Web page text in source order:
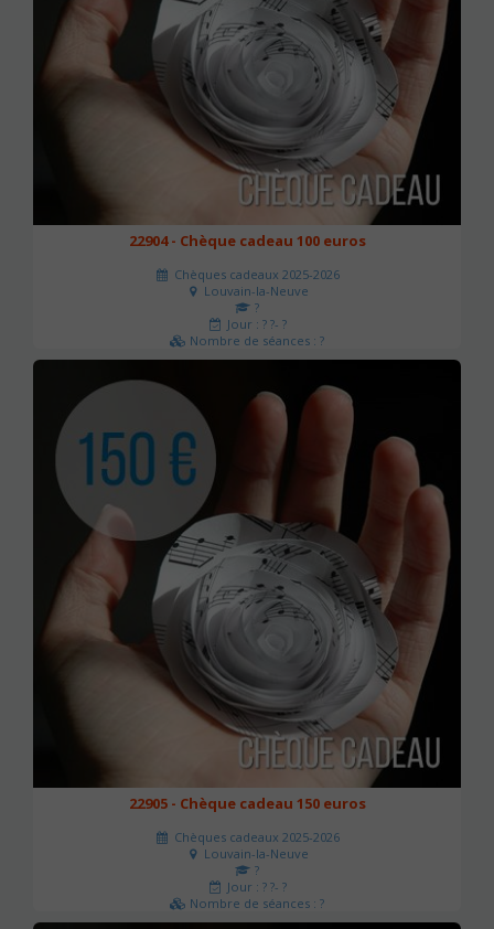
22904 - Chèque cadeau 100 euros
Chèques cadeaux 2025-2026
Louvain-la-Neuve
?
Jour : ? ?- ?
Nombre de séances : ?
100 €
22905 - Chèque cadeau 150 euros
Chèques cadeaux 2025-2026
Louvain-la-Neuve
?
Jour : ? ?- ?
Nombre de séances : ?
150 €